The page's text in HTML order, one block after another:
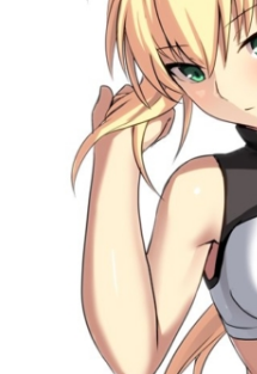
中国製ルーター20機種に
できる機能が仕込まれて
【FGO】まず宇宙進出が
してない
【FGO】ティアマト
【FGO】チャイナドレス
Fate/GrandOrderのイラ
【FGO】スルトくんは保